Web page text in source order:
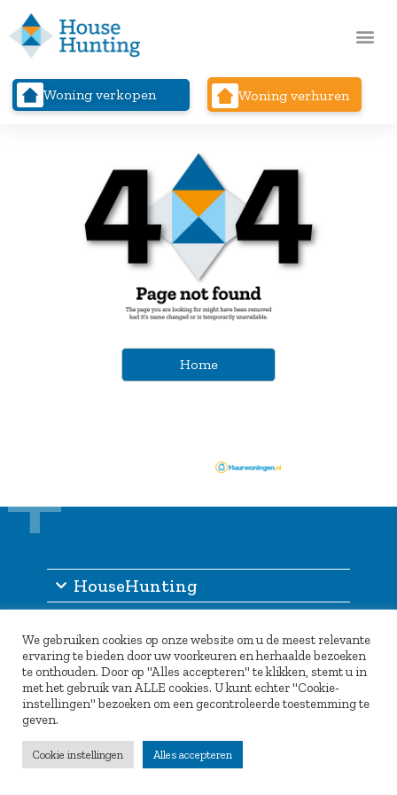
Woning verkopen Woning verhuren
Home
HouseHunting
Inlogportaal
Partners
We gebruiken cookies op onze website om u de meest relevante
ervaring te bieden door uw voorkeuren en herhaalde bezoeken
te onthouden. Door op "Alles accepteren" te klikken, stemt u in
met het gebruik van ALLE cookies. U kunt echter "Cookie-
instellingen" bezoeken om een gecontroleerde toestemming te
geven.
Cookie instellingen Alles accepteren